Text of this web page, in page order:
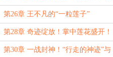
花开》
第26章 王不凡的“一粒莲子”
第28章 奇迹绽放！掌中莲花盛开！
第30章 一战封神！“行走的神迹”与